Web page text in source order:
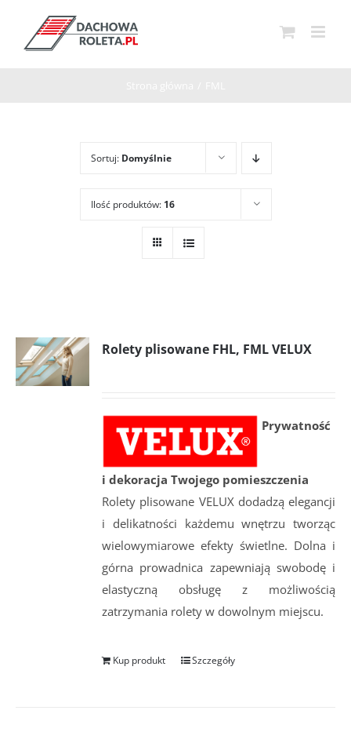
zawartości
Sortuj: Domyślnie
Ilość produktów: 16
Rolety plisowane FHL, FML VELUX
Prywatność
i dekoracja Twojego pomieszczenia
Rolety plisowane VELUX dodadzą elegancji
i delikatności każdemu wnętrzu tworząc
wielowymiarowe efekty świetlne. Dolna i
górna prowadnica zapewniają swobodę i
elastyczną obsługę z możliwością
zatrzymania rolety w dowolnym miejscu.
Kup produkt Szczegóły